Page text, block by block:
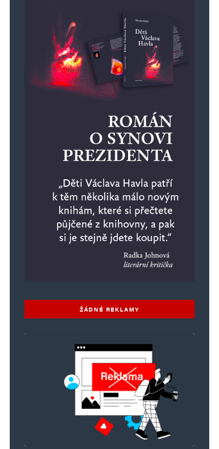
Webová stránka
Uložit do prohlížeče jméno, e-mail a webovou stránku pro budoucí
Informujte mě o nových příspěvcích e-mailem.
Alternative:
ŽÁDNÉ REKLAMY